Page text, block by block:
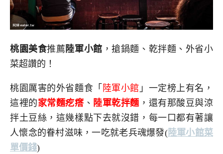
桃園美食推薦 陸軍小館 ，搶鍋麵、乾拌麵、外省小
菜超讚的！
桃園厲害的外省麵食「 陸軍小館 」一定榜上有名，
這裡的家常麵疙瘩、 陸軍乾拌麵 ，還有那酸豆與涼
拌土豆絲，這幾樣點下去就沒錯，每一口都有著讓
人懷念的眷村滋味，一吃就老兵魂爆發(陸軍小館菜
單價錢)